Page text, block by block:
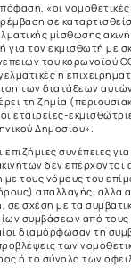
«οι νομοθετικές
σε
μίσθωσης
για τον εκμισθωτή με
του κορωνοϊού
ή
των διατάξεων
τη ζημία
εταιρείες-
Δημοσίου».
επιζήμιες συνέπειες
δεν επέρχονται
τους νόμους του
απαλλαγής, αλλά
σε σχέση με τα
συμβάσεων από
διαμόρφωσαν τη
των
ή το σύνολο των